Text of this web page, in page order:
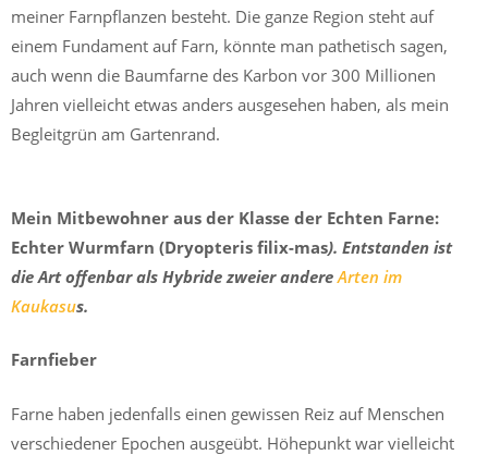
meiner Farnpflanzen besteht. Die ganze Region steht auf
einem Fundament auf Farn, könnte man pathetisch sagen,
auch wenn die Baumfarne des Karbon vor 300 Millionen
Jahren vielleicht etwas anders ausgesehen haben, als mein
Begleitgrün am Gartenrand.
Mein Mitbewohner aus der Klasse der Echten Farne:
Echter Wurmfarn (Dryopteris filix-mas). Entstanden ist
die Art offenbar als Hybride zweier andereArten im
Kaukasus.
Farnfieber
Farne haben jedenfalls einen gewissen Reiz auf Menschen
verschiedener Epochen ausgeübt. Höhepunkt war vielleicht